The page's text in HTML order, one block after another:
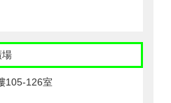
場
105-126室